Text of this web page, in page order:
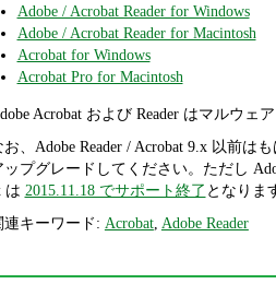
Adobe / Acrobat Reader for Windows
Adobe / Acrobat Reader for Macintosh
Acrobat for Windows
Acrobat Pro for Macintosh
Acrobat および Reader はマルウ
お、Adobe Reader / Acrobat 9.x 以前は
ップグレードしてください。ただし
は 2015.11.18 でサポート終了 となりま
連キーワード: Acrobat, Adobe Reader